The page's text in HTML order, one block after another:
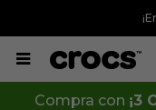

Compra con ¡3